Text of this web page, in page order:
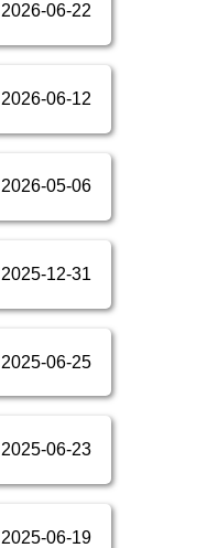
2026-06-22
2026-06-12
2026-05-06
2025-12-31
2025-06-25
2025-06-23
2025-06-19